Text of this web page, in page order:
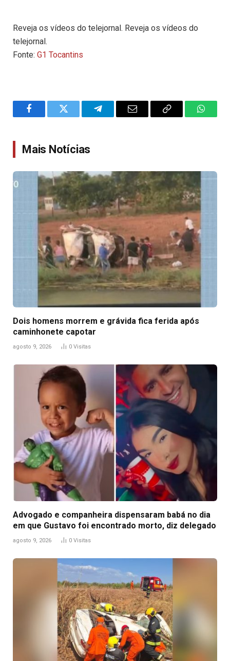
Reveja os vídeos do telejornal. Reveja os vídeos do
telejornal.
Fonte: G1 Tocantins
FacebookTwitter TelegramEmail
Copy
Mais Notícias
Dois homens morrem e grávida fica ferida após
caminhonete capotar
agosto 9, 2026 0 Visitas
Advogado e companheira dispensaram babá no dia
em que Gustavo foi encontrado morto, diz delegado
agosto 9, 2026 0 Visitas